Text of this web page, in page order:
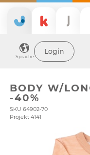
Sprache
Login
BODY W/
-40%
SKU 64902-70
Projekt 4141